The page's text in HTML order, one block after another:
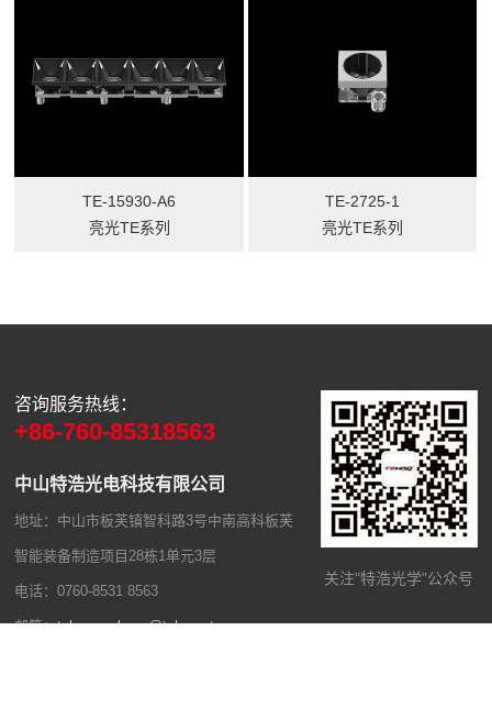
TE-15930-A6
亮光TE系列
TE-2725-1
亮光TE系列
咨询服务热线：
+86-760-85318563
中山特浩光电科技有限公司
地址：中山市板芙镇智科路3号中南高科板芙
智能装备制造项目28栋1单元3层
电话：0760-8531 8563
邮箱：tehaowenkong@tehao-strong.com
关注"特浩光学"公众号